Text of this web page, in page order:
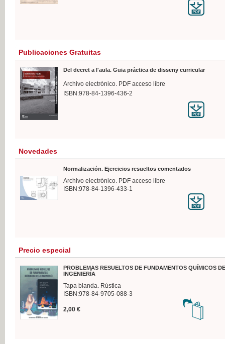
Publicaciones Gratuitas
Del decret a l'aula. Guia práctica de disseny curricular
Archivo electrónico. PDF acceso libre
ISBN:978-84-1396-436-2
Novedades
Normalización. Ejercicios resueltos comentados
Archivo electrónico. PDF acceso libre
ISBN:978-84-1396-433-1
Precio especial
PROBLEMAS RESUELTOS DE FUNDAMENTOS QUÍMICOS
INGENIERÍA
Tapa blanda. Rústica
ISBN:978-84-9705-088-3
2,00 €